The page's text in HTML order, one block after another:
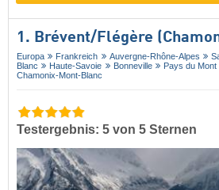
1. Brévent/​Flégère
Europa Frankreich Auvergne-Rhône-Alpes
Blanc
Haute-Savoie Bonneville
Pays du Mont
Chamonix-Mont-Blanc
Testergebnis: 5 von 5 Sternen